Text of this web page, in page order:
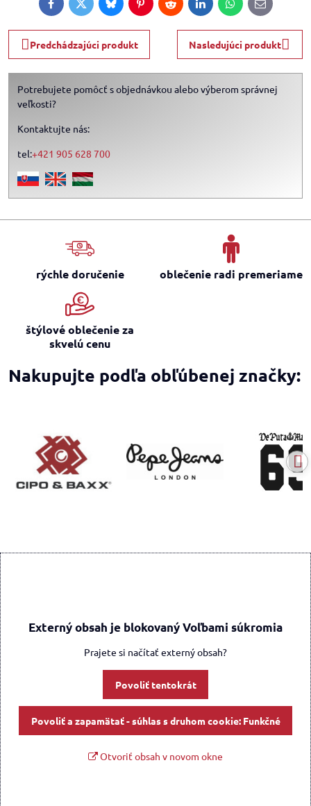
FacebookTwitterBlueskyPinterestRedditLinkedInWhatsApp
E-
mail
Predchádzajúci produkt Nasledujúci produkt
Potrebujete pomôcť s objednávkou alebo výberom správnej
veľkosti?
Kontaktujte nás:
tel:+421 905 628 700
rýchle doručenie oblečenie radi premeriame
štýlové oblečenie za
skvelú cenu
Nakupujte podľa obľúbenej značky:
Externý obsah je blokovaný Voľbami súkromia
Prajete si načítať externý obsah?
Povoliť tentokrát
Povoliť a zapamätať - súhlas s druhom cookie: Funkčné
Otvoriť obsah v novom okne